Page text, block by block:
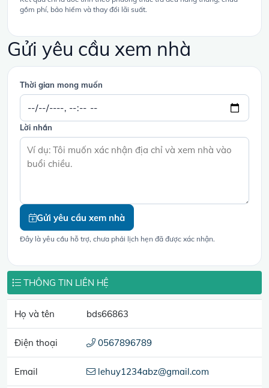
gồm phí, bảo hiểm và thay đổi lãi suất.
Gửi yêu cầu xem nhà
Thời gian mong muốn
Lời nhắn
Gửi yêu cầu xem nhà
Đây là yêu cầu hỗ trợ, chưa phải lịch hẹn đã được xác nhận.
THÔNG TIN LIÊN HỆ
Họ và tên bds66863
Điện thoại 0567896789
Email lehuy1234abz@gmail.com